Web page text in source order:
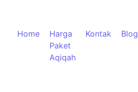
Home
Harga
Paket
Aqiqah
Kontak Blog